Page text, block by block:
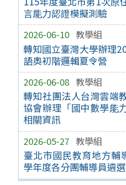
言能力認證模擬測驗
2026-06-10 教學組
轉知國立臺灣大學辦理
語奧初階邏輯夏令營
2026-06-08 教學組
轉知社團法人台灣雲端
協會辦理「國中數學能
相關資訊
2026-05-27 教學組
臺北市國民教育地方輔
學年度各分團輔導員遴